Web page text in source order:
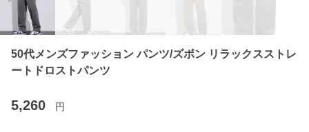
50代メンズファッション パンツ/ズボン リラックスストレ
ートドロストパンツ
5,260 円